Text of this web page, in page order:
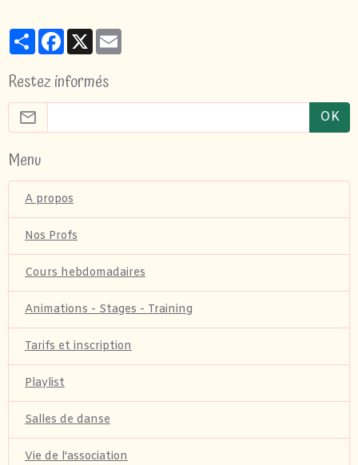
PartagerFacebook
X
Restez informés
OK
Menu
A propos
Nos Profs
Cours hebdomadaires
Animations - Stages - Training
Tarifs et inscription
Playlist
Salles de danse
Vie de l'association